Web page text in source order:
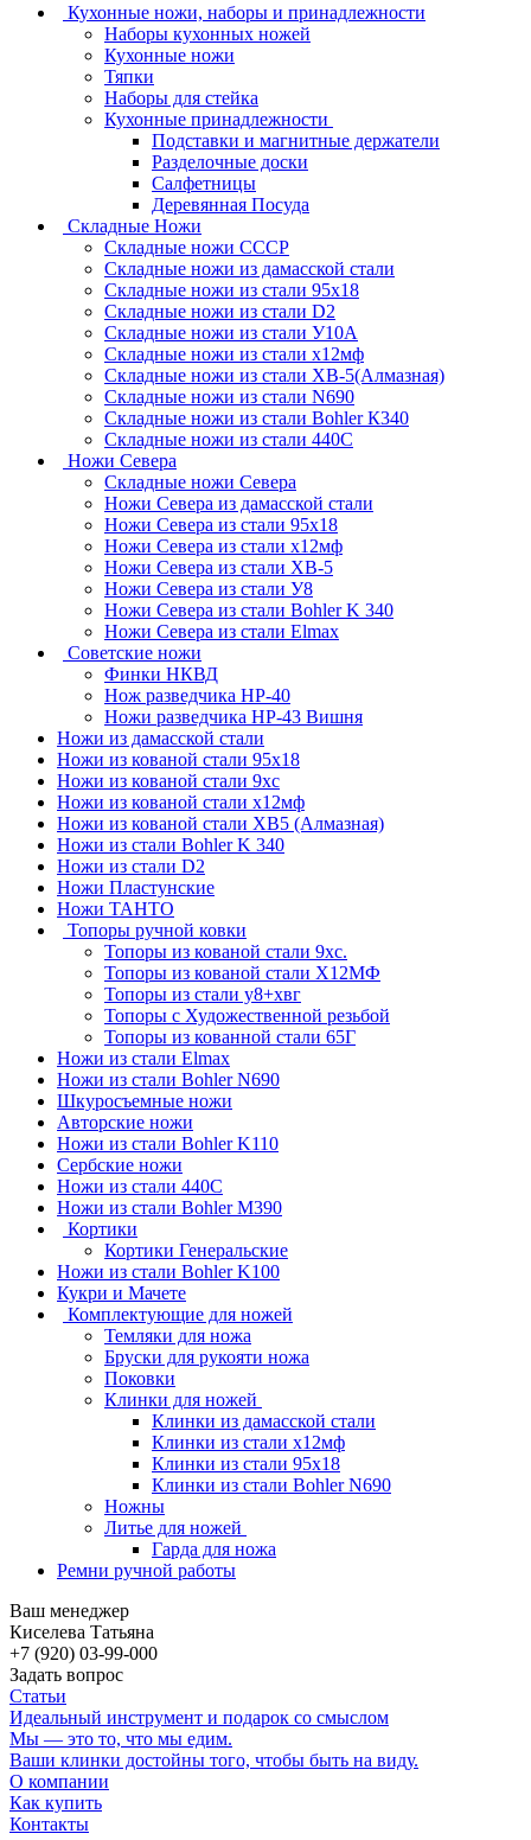
Кухонные ножи, наборы и принадлежности
Наборы кухонных ножей
Кухонные ножи
Тяпки
Наборы для стейка
Кухонные принадлежности
Подставки и магнитные держатели
Разделочные доски
Салфетницы
Деревянная Посуда
Складные Ножи
Cкладные ножи СССР
Складные ножи из дамасской стали
Складные ножи из стали 95х18
Складные ножи из стали D2
Складные ножи из стали У10А
Складные ножи из стали х12мф
Складные ножи из стали ХВ-5(Алмазная)
Складные ножи из стали N690
Складные ножи из стали Bohler К340
Складные ножи из стали 440С
Ножи Севера
Складные ножи Севера
Ножи Севера из дамасской стали
Ножи Севера из стали 95х18
Ножи Севера из стали х12мф
Ножи Севера из стали ХВ-5
Ножи Севера из стали У8
Ножи Севера из стали Bohler K 340
Ножи Севера из стали Elmax
Советские ножи
Финки НКВД
Нож разведчика НР-40
Ножи разведчика НР-43 Вишня
Ножи из дамасской стали
Ножи из кованой стали 95х18
Ножи из кованой стали 9хс
Ножи из кованой стали х12мф
Ножи из кованой стали ХВ5 (Алмазная)
Ножи из стали Bohler K 340
Ножи из стали D2
Ножи Пластунские
Ножи ТАНТО
Топоры ручной ковки
Топоры из кованой стали 9хс.
Топоры из кованой стали Х12МФ
Топоры из стали у8+хвг
Топоры с Художественной резьбой
Топоры из кованной стали 65Г
Ножи из стали Elmax
Ножи из стали Bohler N690
Шкуросъемные ножи
Авторские ножи
Ножи из стали Bohler K110
Сербские ножи
Ножи из стали 440С
Ножи из стали Bohler M390
Кортики
Кортики Генеральские
Ножи из стали Bohler K100
Кукри и Мачете
Комплектующие для ножей
Темляки для ножа
Бруски для рукояти ножа
Поковки
Клинки для ножей
Клинки из дамасской стали
Клинки из стали х12мф
Клинки из стали 95х18
Клинки из стали Bohler N690
Ножны
Литье для ножей
Гарда для ножа
Ремни ручной работы
Ваш менеджер
Киселева Татьяна
+7 (920) 03-99-000
Задать вопрос
Статьи
Идеальный инструмент и подарок со смыслом
Мы — это то, что мы едим.
Ваши клинки достойны того, чтобы быть на виду.
О компании
Как купить
Контакты